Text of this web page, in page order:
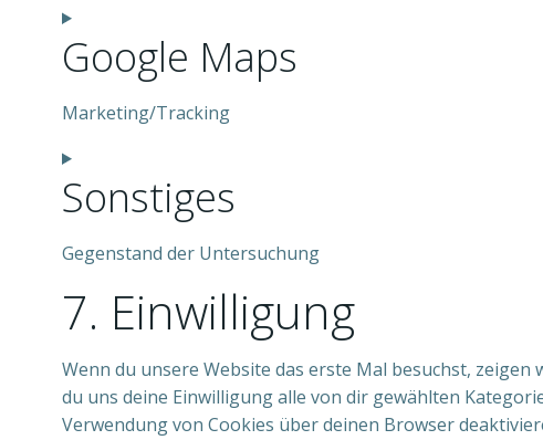
Consent
to
service
recaptcha
Google Maps
Marketing/Tracking
Consent
to
service
maps
Sonstiges
Gegenstand der Untersuchung
Consent
to
sonstiges
7. Einwilligung
Wenn du unsere Website das erste Mal besuchst,
du uns deine Einwilligung alle von dir gewählten
Verwendung von Cookies über deinen Browser